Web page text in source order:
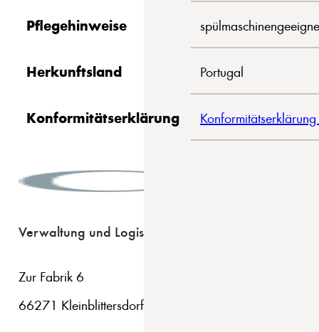
Pflegehinweise
Herkunftsland Portugal
Konformitätserklärung
Verwaltung und Logistik
Zur Fabrik 6
66271 Kleinblittersdorf